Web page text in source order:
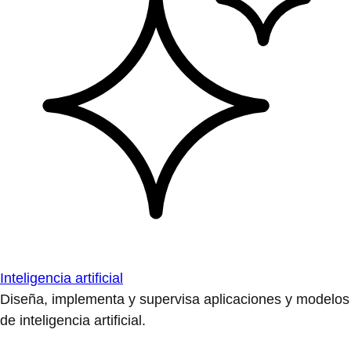
Inteligencia artificial
Diseña, implementa y supervisa aplicaciones y modelos
de inteligencia artificial.